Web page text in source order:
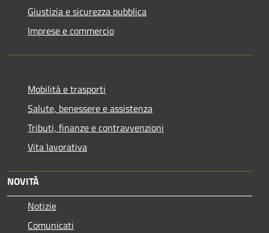
Giustizia e sicurezza pubblica
Imprese e commercio
Mobilità e trasporti
Salute, benessere e assistenza
Tributi, finanze e contravvenzioni
Vita lavorativa
NOVITÀ
Notizie
Comunicati